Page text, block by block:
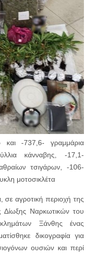
και -737,6- γραμμάρια
κάνναβης, -17,1-
τσιγάρων, -106-
μοτοσικλέτα
αγροτική περιοχή της
Ναρκωτικών του
Ξάνθης ένας
δικογραφία για
ουσιών και περί